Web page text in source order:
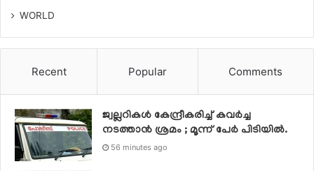
WORLD
Recent Popular Comments
ജ്വല്ലറികള്‍ കേന്ദ്രീകരിച്ച് കവര്‍ച്ച
നടത്താന്‍ ശ്രമം ; മൂന്ന് പേര്‍ പിടിയില്‍.
56 minutes ago